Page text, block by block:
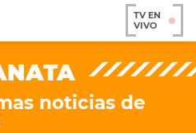
TV EN
VIVO
noticias de